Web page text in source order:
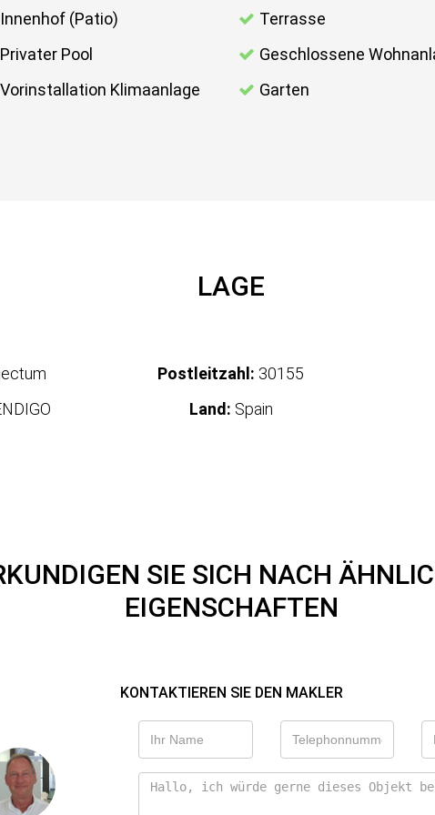
Innenhof (Patio)
Privater Pool
Vorinstallation Klimaanlage
Terrasse
Geschlossene
Garten
LAGE
Postleitzahl: 30155
Land: Spain
SIE SICH NACH
EIGENSCHAFTEN
KONTAKTIEREN SIE DEN MAKLER